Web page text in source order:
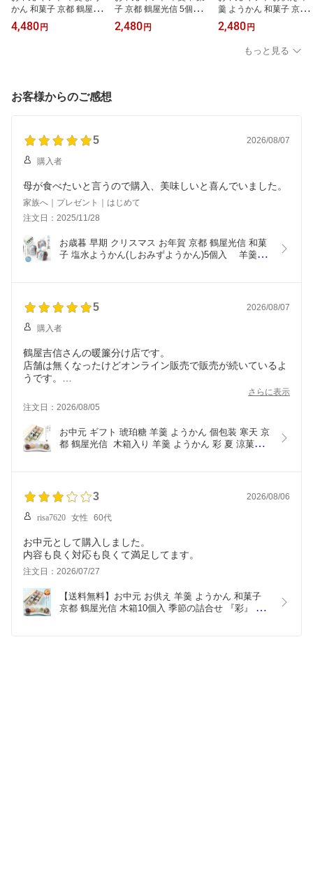
かん 和菓子 京都 鶴屋光
信 竹籠 塩水ようかん 12
個入り 竹かご 誕生日 内
4,480 円
子 京都 鶴屋光信 5個入化
粧箱 抹茶羊羹 本葛 ひと
くち菓子 手土産 お配り
2,480 円
羹 ようかん 和菓子 京都
鶴屋光信 化粧箱 5個入り
季節の詰合せ 『彩』 恋
桜 せせらぎ 葛まんじゅ
う 抹茶 小豆 塩水ようか
2,480 円
もっと見る
お客様からのご感想
5 2026/08/07
購入者
母が食べたいと言うので購入、美味しいと喜んでいました。
家族へ｜プレゼント｜はじめて
注文日：2025/11/28
お歳暮 早期 クリスマス お年賀 京都 鶴屋光信 和菓
子 塩水ようかん(しおみずようかん)5個入　 羊羹 よ
5 2026/08/07
購入者
鶴屋吉信さんの暖簾分け店です。
店舗は無くなったけどオンライン販売で販売が続いているよ
うです。
木箱入りでしっかり包装されており、また紙袋もついている
さらに表示
注文日：2026/08/05
お中元 ギフト 琥珀糖 羊羹 ようかん 個包装 寒天 京
都 鶴屋光信  木箱入り 羊羹 ようかん 彩 夏 涼菓夏
3 2026/08/06
risa7620 女性 60代
お中元として購入しました。
内容も良く対応も良くて満足してます。
注文日：2026/07/27
【送料無料】お中元 お供え 羊羹 ようかん 和菓子
京都 鶴屋光信 木箱10個入 季節の詰合せ 『彩』 恋